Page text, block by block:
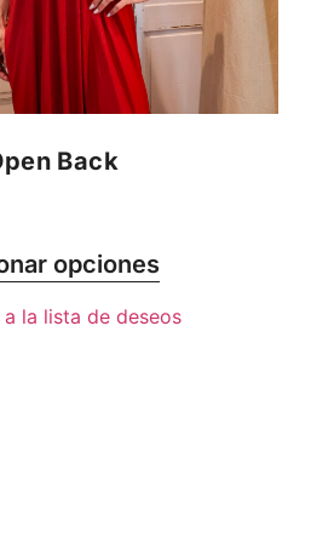
Back
opciones
a la lista de deseos